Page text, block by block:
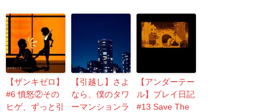
【ザンキゼロ】
#6 憤怒②その
ヒゲ、ずっと引
【引越し】さよ
なら、僕のタワ
ーマンションラ
【アンダーテー
ル】プレイ日記
#13 Save The